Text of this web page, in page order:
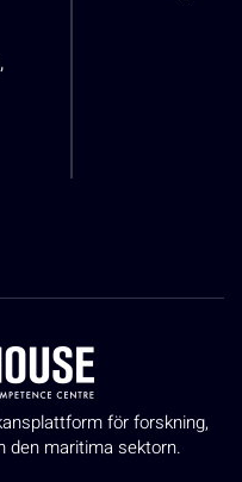
för forskning,
den maritima sektorn.